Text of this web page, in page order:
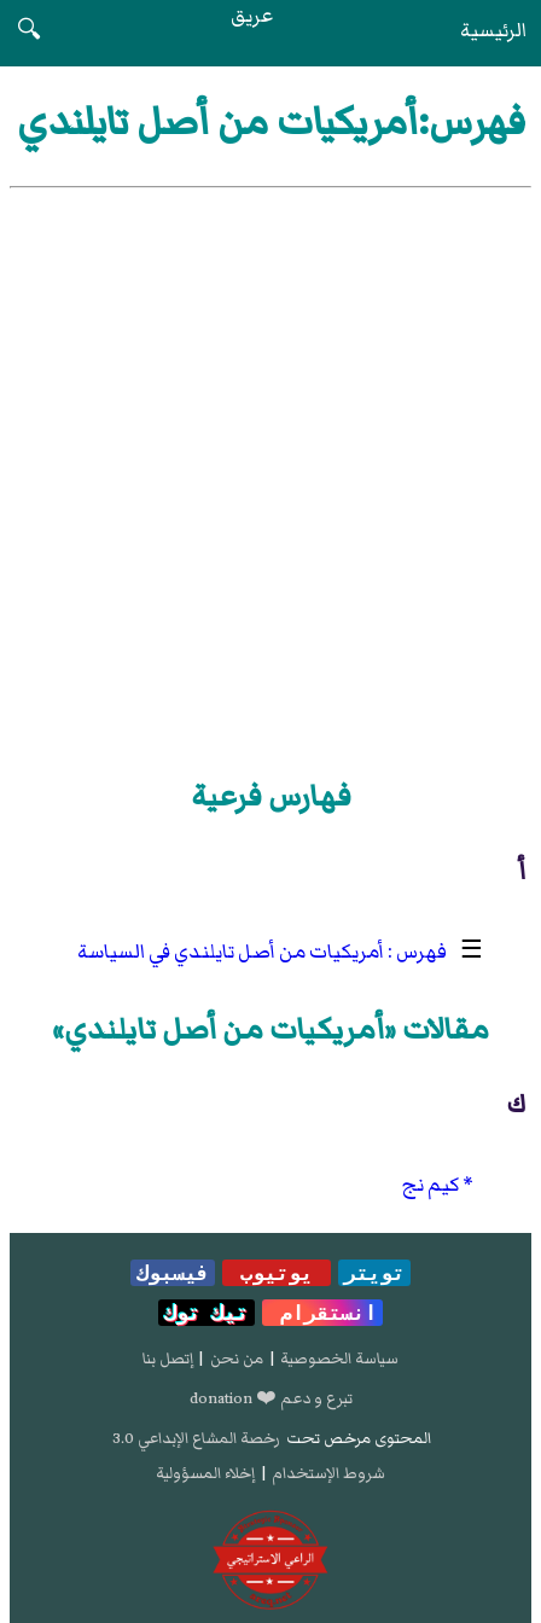
الرئيسية عريق
🔍
فهرس:أمريكيات من أصل تايلندي
فهارس فرعية
أ
☰ أمريكيات من أصل تايلندي في السياسة
مقالات «أمريكيات من أصل تايلندي»
ك
كيم نج
تويتر يوتيوب
فيسبوك
انستقرام
تيك توك
سياسة الخصوصية | من نحن | إتصل بنا
تبرع و دعم ❤️ donation
المحتوى مرخص تحت رخصة المشاع الإبداعي 3.0
شروط الإستخدام | إخلاء المسؤولية